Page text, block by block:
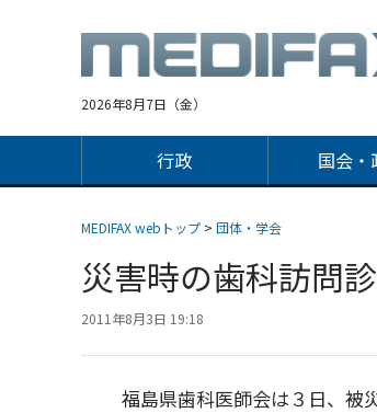
2026年8月7日（金）
行政 国会・
MEDIFAX webトップ > 団体・学会
災害時の歯科訪
2011年8月3日 19:18
福島県歯科医師会は３日、被